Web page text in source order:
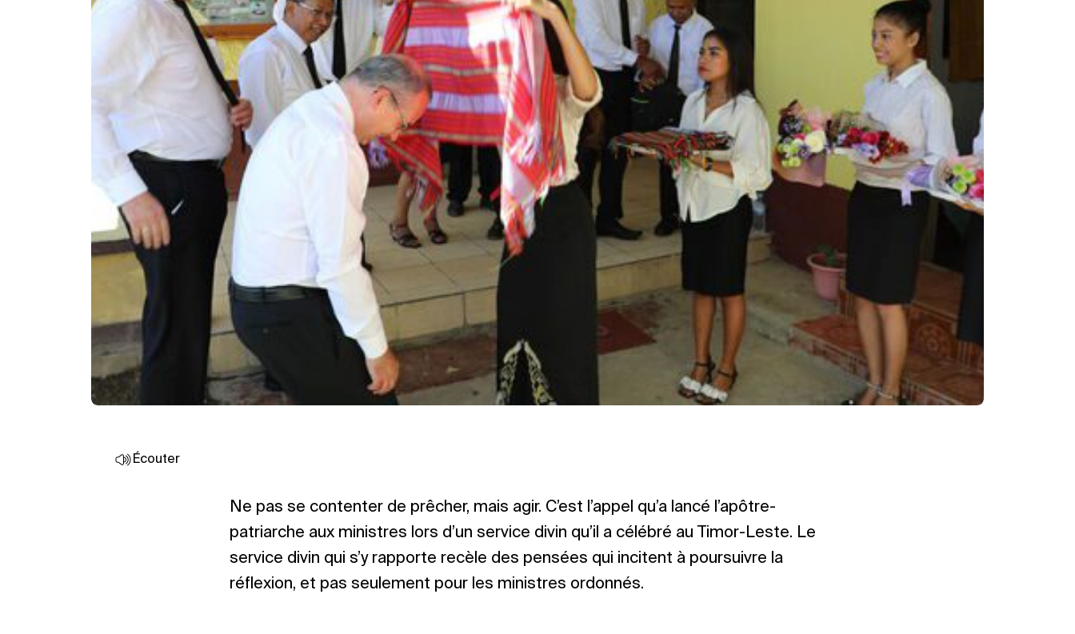
Écouter
Ne pas se contenter de prêcher, mais agir. C’est l’appel qu’a lancé l’apôtre-
patriarche aux ministres lors d’un service divin qu’il a célébré au Timor-Leste. Le
service divin qui s’y rapporte recèle des pensées qui incitent à poursuivre la
réflexion, et pas seulement pour les ministres ordonnés.